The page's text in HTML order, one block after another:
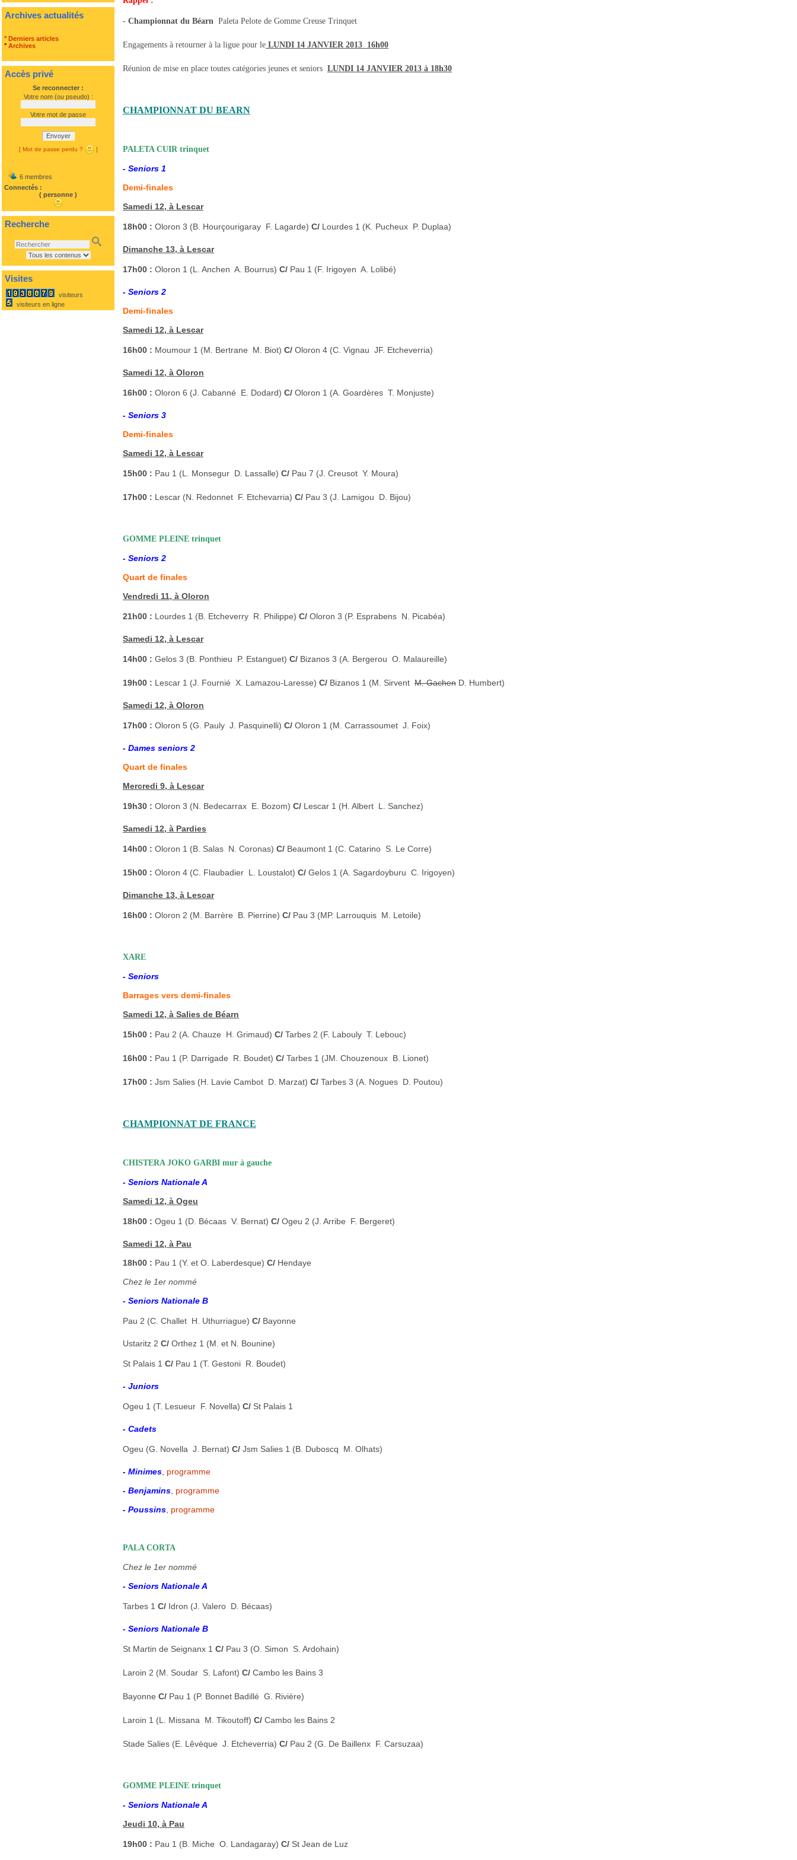
Archives actualités
° Derniers articles
° Archives
Accès privé
Se reconnecter :
Votre nom (ou pseudo) :
Votre mot de passe
Envoyer
[ Mot de passe perdu ? ]
6 membres
Connectés :
( personne )
Recherche
Visites
visiteurs
visiteurs en ligne
- Championnat du Béarn  Paleta Pelote de Gomme Creuse Trinquet
Engagements à retourner à la ligue pour le LUNDI 14 JANVIER 2013  16h00
Réunion de mise en place toutes catégories jeunes et seniors  LUNDI 14 JANVIER 2013 à 18h30
CHAMPIONNAT DU BEARN
PALETA CUIR trinquet
- Seniors 1
Demi-finales
Samedi 12, à Lescar
18h00 : Oloron 3 (B. Hourçourigaray  F. Lagarde) C/ Lourdes 1 (K. Pucheux  P. Duplaa)
Dimanche 13, à Lescar
17h00 : Oloron 1 (L. Anchen  A. Bourrus) C/ Pau 1 (F. Irigoyen  A. Lolibé)
- Seniors 2
Demi-finales
Samedi 12, à Lescar
16h00 : Moumour 1 (M. Bertrane  M. Biot) C/ Oloron 4 (C. Vignau  JF. Etcheverria)
Samedi 12, à Oloron
16h00 : Oloron 6 (J. Cabanné  E. Dodard) C/ Oloron 1 (A. Goardères  T. Monjuste)
- Seniors 3
Demi-finales
Samedi 12, à Lescar
15h00 : Pau 1 (L. Monsegur  D. Lassalle) C/ Pau 7 (J. Creusot  Y. Moura)
17h00 : Lescar (N. Redonnet  F. Etchevarria) C/ Pau 3 (J. Lamigou  D. Bijou)
GOMME PLEINE trinquet
- Seniors 2
Quart de finales
Vendredi 11, à Oloron
21h00 : Lourdes 1 (B. Etcheverry  R. Philippe) C/ Oloron 3 (P. Esprabens  N. Picabéa)
Samedi 12, à Lescar
14h00 : Gelos 3 (B. Ponthieu  P. Estanguet) C/ Bizanos 3 (A. Bergerou  O. Malaureille)
19h00 : Lescar 1 (J. Fournié  X. Lamazou-Laresse) C/ Bizanos 1 (M. Sirvent  M. Gachen D. Humbert)
Samedi 12, à Oloron
17h00 : Oloron 5 (G. Pauly  J. Pasquinelli) C/ Oloron 1 (M. Carrassoumet  J. Foix)
- Dames seniors 2
Quart de finales
Mercredi 9, à Lescar
19h30 : Oloron 3 (N. Bedecarrax  E. Bozom) C/ Lescar 1 (H. Albert  L. Sanchez)
Samedi 12, à Pardies
14h00 : Oloron 1 (B. Salas  N. Coronas) C/ Beaumont 1 (C. Catarino  S. Le Corre)
15h00 : Oloron 4 (C. Flaubadier  L. Loustalot) C/ Gelos 1 (A. Sagardoyburu  C. Irigoyen)
Dimanche 13, à Lescar
16h00 : Oloron 2 (M. Barrère  B. Pierrine) C/ Pau 3 (MP. Larrouquis  M. Letoile)
XARE
- Seniors
Barrages vers demi-finales
Samedi 12, à Salies de Béarn
15h00 : Pau 2 (A. Chauze  H. Grimaud) C/ Tarbes 2 (F. Labouly  T. Lebouc)
16h00 : Pau 1 (P. Darrigade  R. Boudet) C/ Tarbes 1 (JM. Chouzenoux  B. Lionet)
17h00 : Jsm Salies (H. Lavie Cambot  D. Marzat) C/ Tarbes 3 (A. Nogues  D. Poutou)
CHAMPIONNAT DE FRANCE
CHISTERA JOKO GARBI mur à gauche
- Seniors Nationale A
Samedi 12, à Ogeu
18h00 : Ogeu 1 (D. Bécaas  V. Bernat) C/ Ogeu 2 (J. Arribe  F. Bergeret)
Samedi 12, à Pau
18h00 : Pau 1 (Y. et O. Laberdesque) C/ Hendaye
Chez le 1er nommé
- Seniors Nationale B
Pau 2 (C. Challet  H. Uthurriague) C/ Bayonne
Ustaritz 2 C/ Orthez 1 (M. et N. Bounine)
St Palais 1 C/ Pau 1 (T. Gestoni  R. Boudet)
- Juniors
Ogeu 1 (T. Lesueur  F. Novella) C/ St Palais 1
- Cadets
Ogeu (G. Novella  J. Bernat) C/ Jsm Salies 1 (B. Duboscq  M. Olhats)
- Minimes programme
- Benjamins programme
- Poussins programme
PALA CORTA
Chez le 1er nommé
- Seniors Nationale A
Tarbes 1 C/ Idron (J. Valero  D. Bécaas)
- Seniors Nationale B
St Martin de Seignanx 1 C/ Pau 3 (O. Simon  S. Ardohain)
Laroin 2 (M. Soudar  S. Lafont) C/ Cambo les Bains 3
Bayonne C/ Pau 1 (P. Bonnet Badillé  G. Rivière)
Laroin 1 (L. Missana  M. Tikoutoff) C/ Cambo les Bains 2
Stade Salies (E. Lêvèque  J. Etcheverria) C/ Pau 2 (G. De Baillenx  F. Carsuzaa)
GOMME PLEINE trinquet
- Seniors Nationale A
Jeudi 10, à Pau
19h00 : Pau 1 (B. Miche  O. Landagaray) C/ St Jean de Luz